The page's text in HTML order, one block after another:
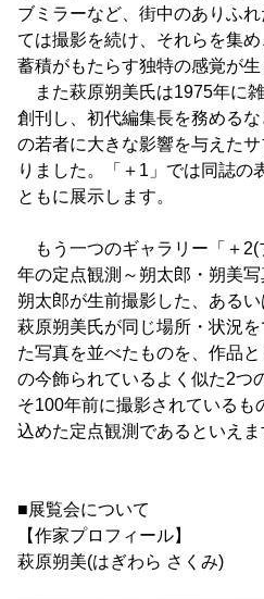
ブミラーなど、街中のありふ
ては撮影を続け、それらを集
蓄積がもたらす独特の感覚が生
また萩原朔美氏は1975年に
創刊し、初代編集長を務める
の若者に大きな影響を与えた
りました。「＋1」では同誌の
ともに展示します。
もう一つのギャラリー「＋2(
年の定点観測～朔太郎・朔美
朔太郎が生前撮影した、あるい
萩原朔美氏が同じ場所・状況
た写真を並べたものを、作品
の今飾られているよく似た2つ
そ100年前に撮影されているも
込めた定点観測であるといえま
■展覧会について
【作家プロフィール】
萩原朔美(はぎわら さくみ)